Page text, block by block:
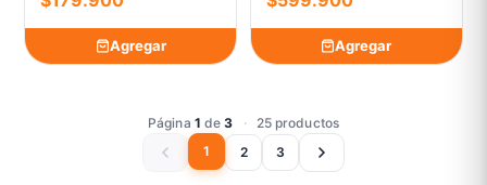
Agregar Agregar
Página 1 de3 ·
25 productos
1
2 3